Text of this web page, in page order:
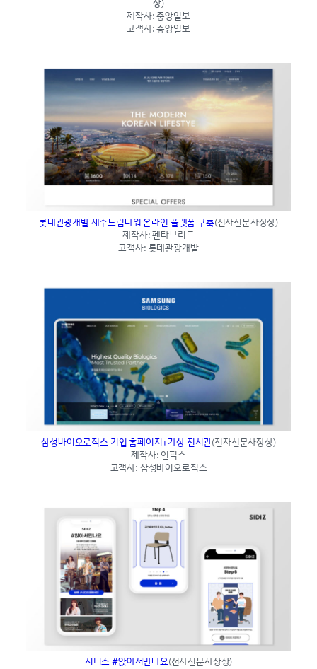
상)
제작사: 중앙일보
고객사: 중앙일보
롯데관광개발 제주드림타워 온라인 플랫폼 구축(전자신문사장상)
제작사: 펜타브리드
고객사: 롯데관광개발
삼성바이오로직스 기업 홈페이지+가상 전시관(전자신문사장상)
제작사: 인픽스
고객사: 삼성바이오로직스
시디즈 #앉아서만나요(전자신문사장상)